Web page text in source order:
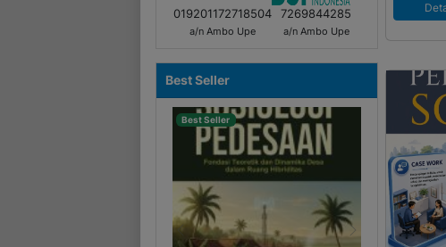
019201172718504
a/n Ambo Upe
7269844285
a/n Ambo Upe
Best Seller
Best Seller
Previous Next